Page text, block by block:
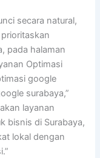
secara natural,
pada halaman
Optimasi
google
surabaya,”
layanan
bisnis di Surabaya,
lokal dengan